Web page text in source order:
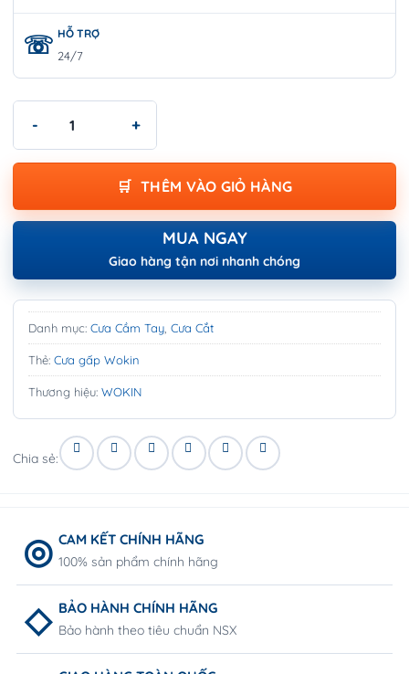
HỖ TRỢ
24/7
THÊM VÀO GIỎ HÀNG
MUA NGAY
Giao hàng tận nơi nhanh chóng
Danh mục: Cưa Cầm Tay Cưa Cắt
Thẻ: Cưa gấp Wokin
Thương hiệu: WOKIN
Chia sẻ:
CAM KẾT CHÍNH HÃNG
100% sản phẩm chính hãng
BẢO HÀNH CHÍNH HÃNG
Bảo hành theo tiêu chuẩn NSX